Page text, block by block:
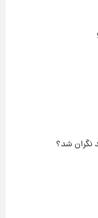
نگران شد؟